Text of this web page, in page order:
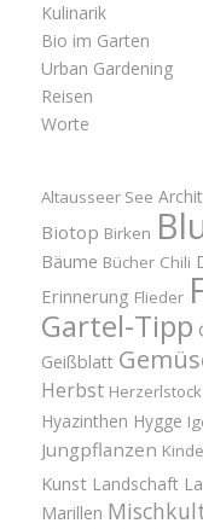
Kulinarik
Bio im Garten
Urban Gardening
Reisen
Worte
Altausseer See
Biotop Birken
Bäume Bücher Chili
Erinnerung Flieder
Gartel-Tipp
Geißblatt
Herbst Herzerlstock
Hyazinthen Hygge
Jungpflanzen
Kunst Landschaft
Marillen